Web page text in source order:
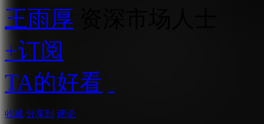
王雨厚
+订阅
TA的好看
收藏 分享到 评论